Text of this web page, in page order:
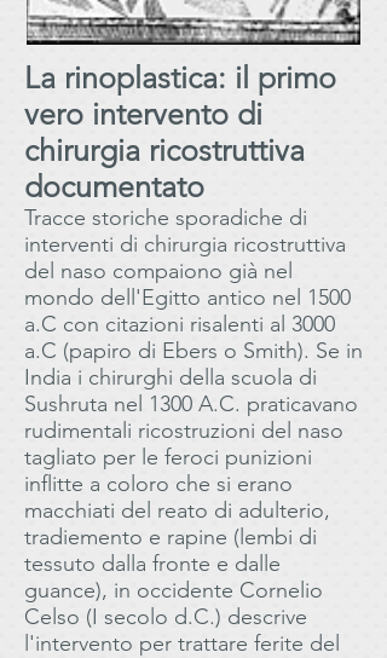
La rinoplastica: il primo
vero intervento di
chirurgia ricostruttiva
documentato
Tracce storiche sporadiche di
interventi di chirurgia ricostruttiva
del naso compaiono già nel
mondo dell'Egitto antico nel 1500
a.C con citazioni risalenti al 3000
a.C (papiro di Ebers o Smith). Se in
India i chirurghi della scuola di
Sushruta nel 1300 A.C. praticavano
rudimentali ricostruzioni del naso
tagliato per le feroci punizioni
inflitte a coloro che si erano
macchiati del reato di adulterio,
tradiemento e rapine (lembi di
tessuto dalla fronte e dalle
guance), in occidente Cornelio
Celso (I secolo d.C.) descrive
l'intervento per trattare ferite del